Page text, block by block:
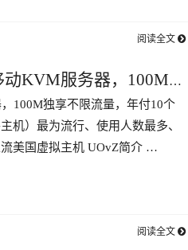
阅读全文
动KVM服务器，100M
100M独享不限流量，年付10个
机）最为流行、使用人数最多、
美国虚拟主机 UOvZ简介 …
阅读全文